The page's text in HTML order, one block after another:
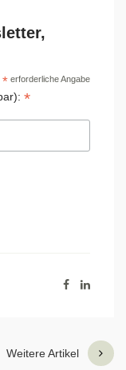
*erforderliche Angabe
*
Weitere Artikel